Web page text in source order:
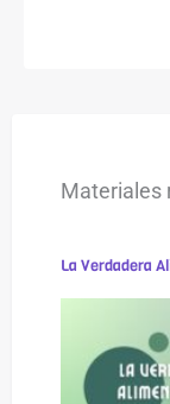
Materiales
La Verdadera